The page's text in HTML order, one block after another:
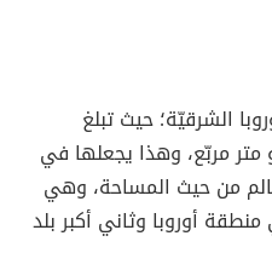
الشرقيّة؛ حيث تبلغ
حوالي 603,700 كيلو متر مربّع، وهذا يجعلها في
من حيث المساحة، وهي
أوروبا وثاني أكبر بلد